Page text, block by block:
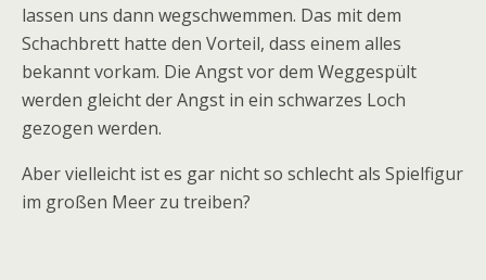
lassen uns dann wegschwemmen. Das mit dem
Schachbrett hatte den Vorteil, dass einem alles
bekannt vorkam. Die Angst vor dem Weggespült
werden gleicht der Angst in ein schwarzes Loch
gezogen werden.
Aber vielleicht ist es gar nicht so schlecht als Spielfigur
im großen Meer zu treiben?